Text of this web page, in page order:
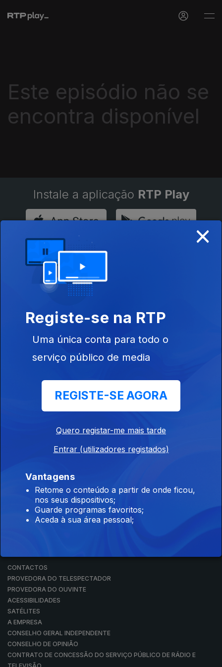
Este episódio não se
encontra disponível
Instale a aplicação RTP Play
Disponível para iOS, Android, Apple TV, Android TV e
CarPlay
RTP PLAY
EM DIRETO
REVER PROGRAMAS
CONCURSOS
CONTACTOS
PROVEDORA DO TELESPECTADOR
PROVEDORA DO OUVINTE
ACESSIBILIDADES
SATÉLITES
A EMPRESA
CONSELHO GERAL INDEPENDENTE
CONSELHO DE OPINIÃO
CONTRATO DE CONCESSÃO DO SERVIÇO PÚBLICO DE RÁDIO E
×
Registe-se na RTP
Uma única conta para todo o
serviço público de media
REGISTE-SE AGORA
Quero registar-me mais tarde
Entrar (utilizadores registados)
Vantagens
Retome o conteúdo a partir de onde ficou,
nos seus dispositivos;
Guarde programas favoritos;
Aceda à sua área pessoal;